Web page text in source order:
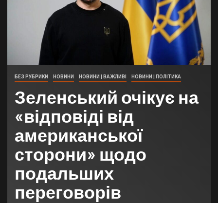
БЕЗ РУБРИКИ НОВИНИ НОВИНИ | ВАЖЛИВІ НОВИНИ | ПОЛІТИКА
Зеленський очікує на
«відповіді від
американської
сторони» щодо
подальших
переговорів